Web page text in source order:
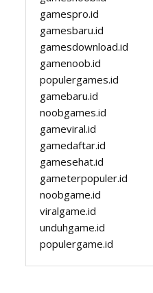
gamespro.id
gamesbaru.id
gamesdownload.id
gamenoob.id
populergames.id
gamebaru.id
noobgames.id
gameviral.id
gamedaftar.id
gamesehat.id
gameterpopuler.id
noobgame.id
viralgame.id
unduhgame.id
populergame.id